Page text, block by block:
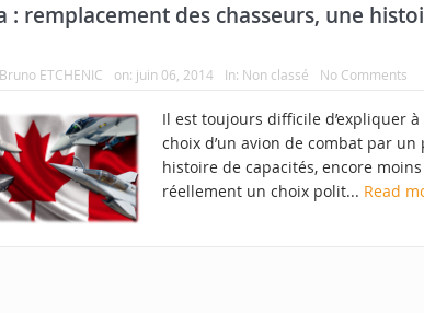
: remplacement des chasseurs, une
Bruno ETCHENIC on: juin 06, 2014 In: Non classé No Comments
Il est toujours difficile d’expliquer
choix d’un avion de combat par un
histoire de capacités, encore
réellement un choix polit... Read